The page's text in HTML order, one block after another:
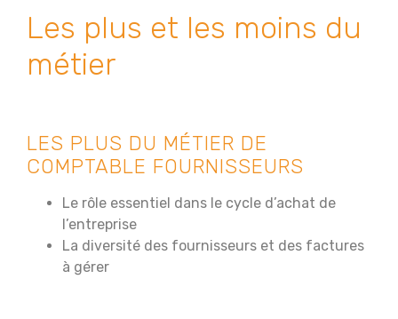
Les plus et les moins du
métier
LES PLUS DU MÉTIER DE
COMPTABLE FOURNISSEURS
Le rôle essentiel dans le cycle d’achat de
l’entreprise
La diversité des fournisseurs et des factures
à gérer